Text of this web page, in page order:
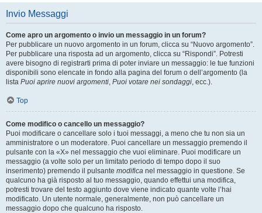
Invio Messaggi
Come apro un argomento o invio un messaggio in un forum?
Per pubblicare un nuovo argomento in un forum, clicca su “Nuovo argomento”.
Per pubblicare una risposta ad un argomento, clicca su “Rispondi”. Potresti
avere bisogno di registrarti prima di poter inviare un messaggio: le tue funzioni
disponibili sono elencate in fondo alla pagina del forum o dell’argomento (la
lista Puoi aprire nuovi argomenti, Puoi votare nei sondaggi, ecc.).
Top
Come modifico o cancello un messaggio?
Puoi modificare o cancellare solo i tuoi messaggi, a meno che tu non sia un
amministratore o un moderatore. Puoi cancellare un messaggio premendo il
pulsante con la «X» nel messaggio che vuoi eliminare. Puoi modificare un
messaggio (a volte solo per un limitato periodo di tempo dopo il suo
inserimento) premendo il pulsante modifica nel messaggio in questione. Se
qualcuno ha già risposto al tuo messaggio, quando effettui una modifica,
potresti trovare del testo aggiunto dove viene indicato quante volte l’hai
modificato. Un utente normale, generalmente, non può cancellare un
messaggio dopo che qualcuno ha risposto.